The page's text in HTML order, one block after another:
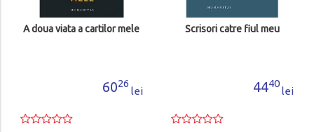
A doua viata a cartilor mele
6026
lei
Scrisori catre fiul meu
4440
lei